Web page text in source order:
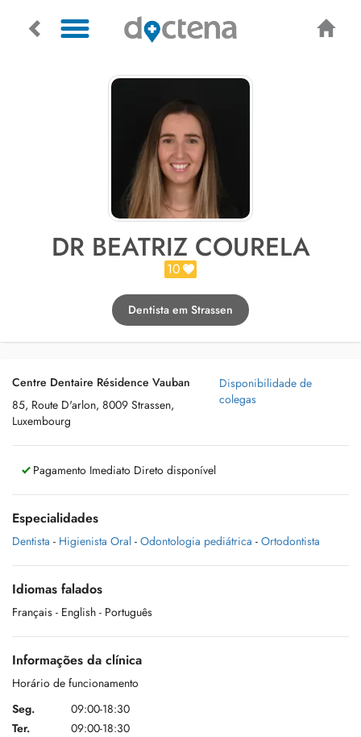
DR BEATRIZ COURELA
10
Dentista em Strassen
Centre Dentaire Résidence Vauban
85, Route D'arlon, 8009 Strassen,
Luxembourg
Disponibilidade de
colegas
Pagamento Imediato Direto disponível
Especialidades
Dentista - Higienista Oral - Odontologia pediátrica - Ortodontista
Idiomas falados
Français - English - Português
Informações da clínica
Horário de funcionamento
Seg.
09:00-18:30
Ter.
09:00-18:30